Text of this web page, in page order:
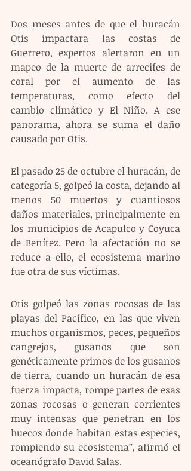
Dos meses antes de que el huracán
Otis impactara las costas de
Guerrero, expertos alertaron en un
mapeo de la muerte de arrecifes de
coral por el aumento de las
temperaturas, como efecto del
cambio climático y El Niño. A ese
panorama, ahora se suma el daño
causado por Otis.
El pasado 25 de octubre el huracán, de
categoría 5, golpeó la costa, dejando al
menos 50 muertos y cuantiosos
daños materiales, principalmente en
los municipios de Acapulco y Coyuca
de Benítez. Pero la afectación no se
reduce a ello, el ecosistema marino
fue otra de sus víctimas.
Otis golpeó las zonas rocosas de las
playas del Pacífico, en las que viven
muchos organismos, peces, pequeños
cangrejos, gusanos que son
genéticamente primos de los gusanos
de tierra, cuando un huracán de esa
fuerza impacta, rompe partes de esas
zonas rocosas o generan corrientes
muy intensas que penetran en los
huecos donde habitan estas especies,
rompiendo su ecosistema”, afirmó el
oceanógrafo David Salas.